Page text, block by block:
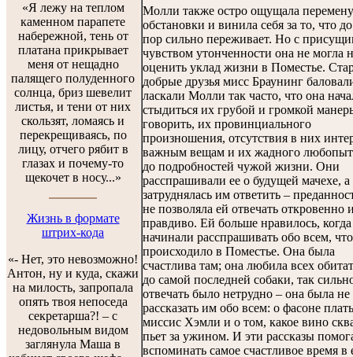
«Я лежу на теплом
каменном парапете
набережной, тень от
платана прикрывает
меня от нещадно
палящего полуденного
солнца, бриз шевелит
листья, и тени от них
скользят, ломаясь и
перекрещиваясь, по
лицу, отчего рябит в
глазах и почему-то
щекочет в носу...»
Жизнь в формате
штрих-кода
«- Нет, это невозможно!
Антон, ну и куда, скажи
на милость, запропала
опять твоя непоседа
секретарша?! – с
недовольным видом
заглянула Маша в
Молли также остро ощущала перемену
обстановки и винила себя за то, что
пор сильно переживает. Но с
чувством утонченности она не могла
оценить уклад жизни в Поместье.
добрые друзья мисс Браунинг
ласкали Молли так часто, что она
стыдиться их грубой и громкой
говорить, их провинциального
произношения, отсутствия в них
важным вещам и их жадного
до подробностей чужой жизни. Они
расспрашивали ее о будущей мачехе, а
затруднялась им ответить –
не позволяла ей отвечать откровенно
правдиво. Ей больше нравилось,
начинали расспрашивать обо всем, что
происходило в Поместье. Она была
счастлива там; она любила всех
до самой последней собаки, так
отвечать было нетрудно – она была не
рассказать им обо всем: о фасоне
миссис Хэмли и о том, какое вино
пьет за ужином. И эти рассказы
вспоминать самое счастливое время в